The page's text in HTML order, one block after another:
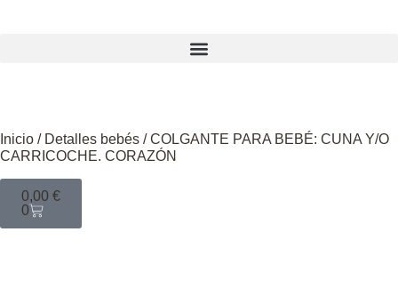
Inicio / Detalles bebés / COLGANTE PARA BEBÉ: CUNA Y/O
CARRICOCHE. CORAZÓN
0,00 €
0